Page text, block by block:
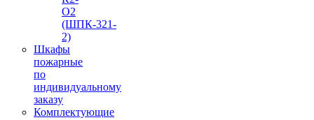
О2
(ШПК-321-
2)
Шкафы
пожарные
по
индивидуальному
заказу
Комплектующие